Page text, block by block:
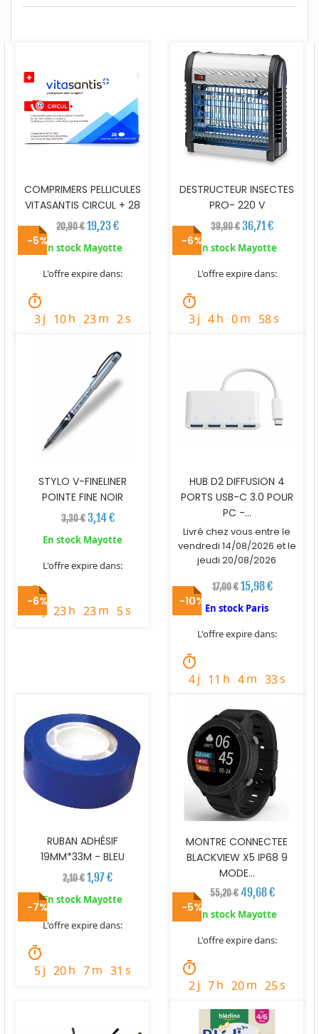
COMPRIMERS PELLICULES
VITASANTIS CIRCUL + 28
20,90 €19,23 €
En stock Mayotte
L'offre expire dans:
timer
3j 10h 23m 1s
DESTRUCTEUR INSECTES
PRO- 220 V
39,90 €36,71 €
En stock Mayotte
L'offre expire dans:
timer
3j 4h 0m 57s
-5%
STYLO V-FINELINER
POINTE FINE NOIR
3,30 € 3,14 €
En stock Mayotte
L'offre expire dans:
timer
j 23h 23m 4s
-6%
HUB D2 DIFFUSION 4
PORTS USB-C 3.0 POUR
PC -...
Livré chez vous entre le
vendredi 14/08/2026 et le
jeudi 20/08/2026
17,00 € 15,98 €
En stock Paris
L'offre expire dans:
timer
4j 11 h 4m 32s
-6%
RUBAN ADHÉSIF
19MM*33M - BLEU
2,10 €1,97 €
En stock Mayotte
L'offre expire dans:
timer
5j 20h 7m 30 s
-10%
MONTRE CONNECTEE
BLACKVIEW X5 IP68 9
MODE...
55,20 € 49,68 €
En stock Mayotte
L'offre expire dans:
timer
2j 7h 20m 24s
-7% -5%